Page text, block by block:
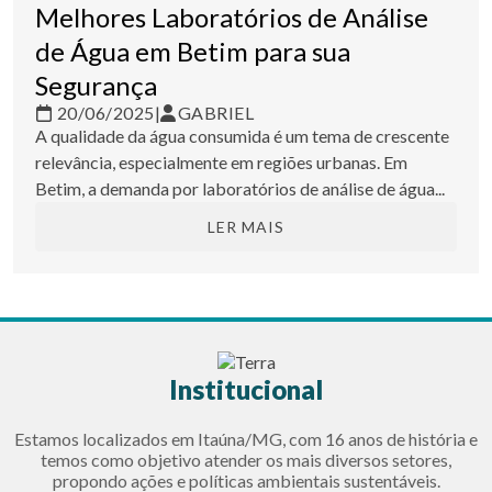
Melhores Laboratórios de Análise
de Água em Betim para sua
Segurança
20/06/2025|
GABRIEL
A qualidade da água consumida é um tema de crescente
relevância, especialmente em regiões urbanas. Em
Betim, a demanda por laboratórios de análise de água...
LER MAIS
Institucional
Estamos localizados em Itaúna/MG, com 16 anos de história e
temos como objetivo atender os mais diversos setores,
propondo ações e políticas ambientais sustentáveis.